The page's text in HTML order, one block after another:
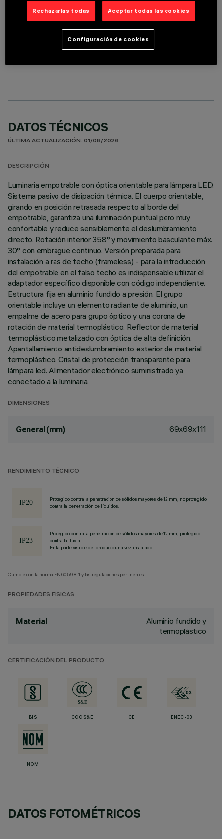
COMPONENTES OPCIONALES
DATOS TÉCNICOS
ÚLTIMA ACTUALIZACIÓN: 01/08/2026
DESCRIPCIÓN
Luminaria empotrable con óptica orientable para lámpara LED.
Sistema pasivo de disipación térmica. El cuerpo orientable,
girando en posición retrasada respecto al borde del
empotrable, garantiza una iluminación puntual pero muy
confortable y reduce sensiblemente el deslumbramiento
directo. Rotación interior 358° y movimiento basculante máx.
30° con embrague continuo. Versión preparada para
instalación a ras de techo (frameless) - para la introducción
del empotrable en el falso techo es indispensable utilizar el
adaptador específico disponible con código independiente.
Estructura fija en aluminio fundido a presión. El grupo
orientable incluye un elemento radiante de aluminio, un
empalme de acero para grupo óptico y una corona de
rotación de material termoplástico. Reflector de material
termoplástico metalizado con óptica de alta definición.
Apantallamiento antideslumbramiento exterior de material
termoplástico. Cristal de protección transparente para
lámpara led. Alimentador electrónico suministrado ya
conectado a la luminaria.
DIMENSIONES
General (mm) 69x69x111
RENDIMIENTO TÉCNICO
Protegido contra la penetración de sólidos mayores de 12 mm, no protegido
contra la penetración de líquidos.
Protegido contra la penetración de sólidos mayores de 12 mm, protegido
contra la lluvia.
En la parte visible del producto una vez instalado
Cumple con la norma EN60598-1 y las regulaciones pertinentes.
PROPIEDADES FÍSICAS
Material
Aluminio fundido y
termoplástico
CERTIFICACIÓN DEL PRODUCTO
BIS CCC S&E CE ENEC-03
NOM
DATOS FOTOMÉTRICOS
Rechazarlas todas Aceptar todas las cookies
Configuración de cookies